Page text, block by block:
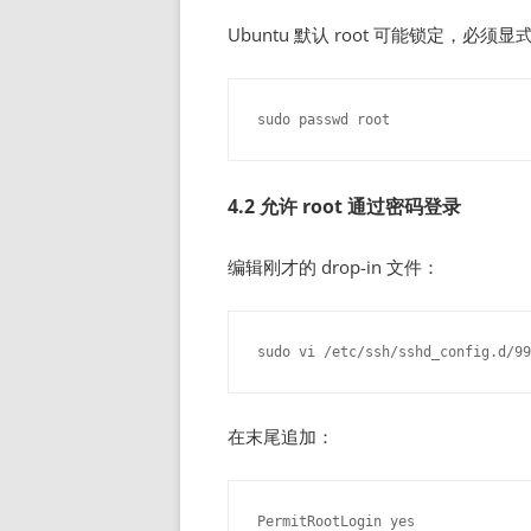
Ubuntu 默认 root 可能锁定，必须显
4.2 允许 root 通过密码登录
编辑刚才的 drop-in 文件：
在末尾追加：